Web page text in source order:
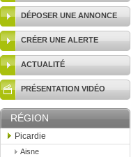
DÉPOSER UNE ANNONCE
CRÉER UNE ALERTE
ACTUALITÉ
PRÉSENTATION VIDÉO
RÉGION
Picardie
Aisne